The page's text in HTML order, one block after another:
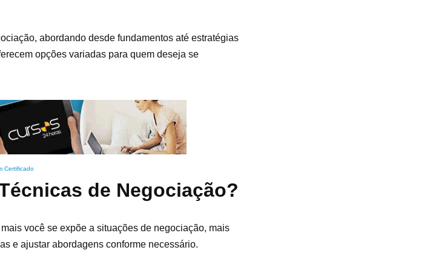
abordando desde fundamentos até estratégias
opções variadas para quem deseja se
Certificado
de Negociação?
você se expõe a situações de negociação, mais
e ajustar abordagens conforme necessário.